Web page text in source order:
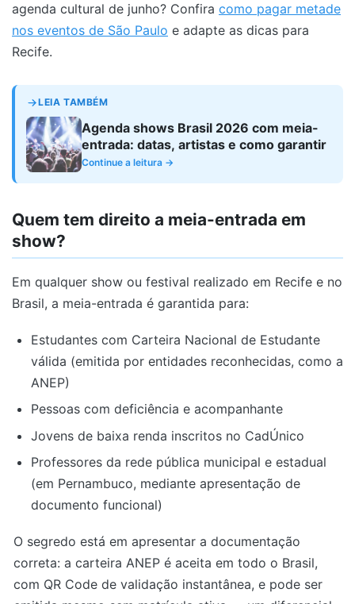
agenda cultural de junho? Confira como pagar metade
nos eventos de São Paulo e adapte as dicas para
Recife.
LEIA TAMBÉM
Agenda shows Brasil 2026 com meia-
entrada: datas, artistas e como garantir
Continue a leitura →
Quem tem direito a meia-entrada em
show?
Em qualquer show ou festival realizado em Recife e no
Brasil, a meia-entrada é garantida para:
Estudantes com Carteira Nacional de Estudante
válida (emitida por entidades reconhecidas, como a
ANEP)
Pessoas com deficiência e acompanhante
Jovens de baixa renda inscritos no CadÚnico
Professores da rede pública municipal e estadual
(em Pernambuco, mediante apresentação de
documento funcional)
O segredo está em apresentar a documentação
correta: a carteira ANEP é aceita em todo o Brasil,
com QR Code de validação instantânea, e pode ser